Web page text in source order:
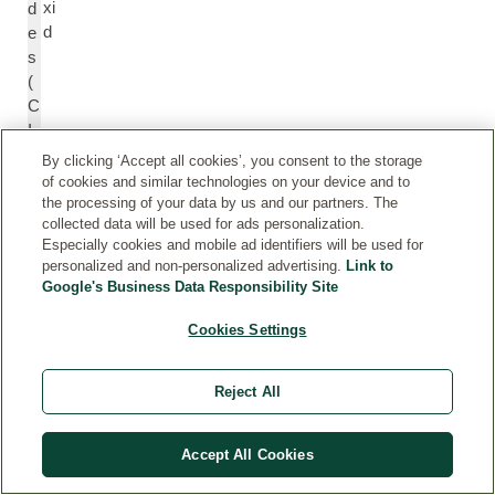
d
e
s
(
C
I
xi
d
n
o
d
By clicking ‘Accept all cookies’, you consent to the storage
of cookies and similar technologies on your device and to
the processing of your data by us and our partners. The
collected data will be used for ads personalization.
Especially cookies and mobile ad identifiers will be used for
personalized and non-personalized advertising. Link to
Google's Business Data Responsibility Site
Cookies Settings
Reject All
Accept All Cookies